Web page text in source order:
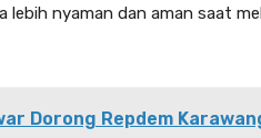
lebih nyaman dan aman saat
Dorong Repdem